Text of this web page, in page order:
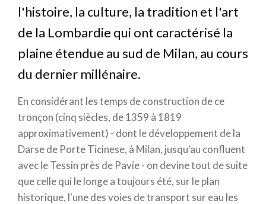
l'histoire, la culture, la tradition et l'art
de la Lombardie qui ont caractérisé la
plaine étendue au sud de Milan, au cours
du dernier millénaire.
En considérant les temps de construction de ce
tronçon (cinq siècles, de 1359 à 1819
approximativement) - dont le développement de la
Darse de Porte Ticinese, à Milan, jusqu'au confluent
avec le Tessin près de Pavie - on devine tout de suite
que celle qui le longe a toujours été, sur le plan
historique, l'une des voies de transport sur eau les